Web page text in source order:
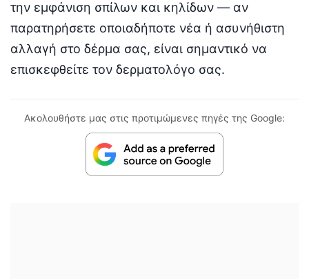
την εμφάνιση σπίλων και κηλίδων — αν
παρατηρήσετε οποιαδήποτε νέα ή ασυνήθιστη
αλλαγή στο δέρμα σας, είναι σημαντικό να
επισκεφθείτε τον δερματολόγο σας.
Ακολουθήστε μας στις προτιμώμενες πηγές της Google: